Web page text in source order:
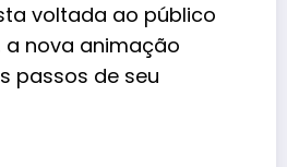
voltada ao público
nova animação
passos de seu